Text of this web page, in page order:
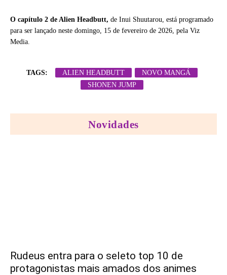
O capítulo 2 de Alien Headbutt, de Inui Shuutarou, está programado
para ser lançado neste domingo, 15 de fevereiro de 2026, pela Viz
Media.
TAGS: ALIEN HEADBUTT
NOVO MANGÁ
SHONEN JUMP
Novidades
Rudeus entra para o seleto top 10 de
protagonistas mais amados dos animes